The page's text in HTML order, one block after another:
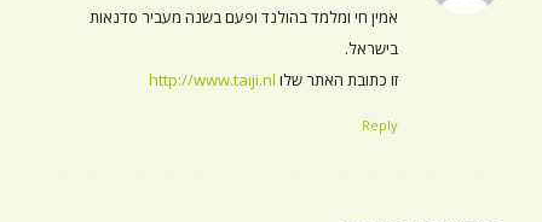
אמין חי ומלמד בהולנד ופעם בשנה מעביר סדנאות
בישראל.
זו כתובת האתר שלו http://www.taiji.nl
Reply